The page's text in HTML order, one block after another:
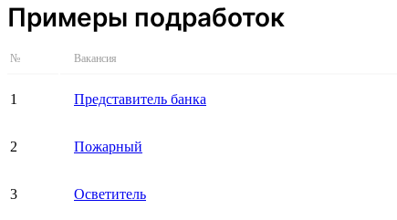
Примеры подработок
№ Вакансия
1 Представитель банка
2 Пожарный
3 Осветитель